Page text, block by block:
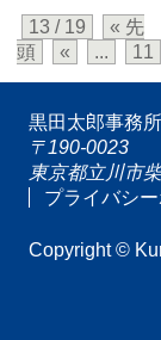
13 / 19
« 先
頭
« ... 11
黒田太郎事務所
〒190-0023
東京都立川市
プライバシ
Copyright ©